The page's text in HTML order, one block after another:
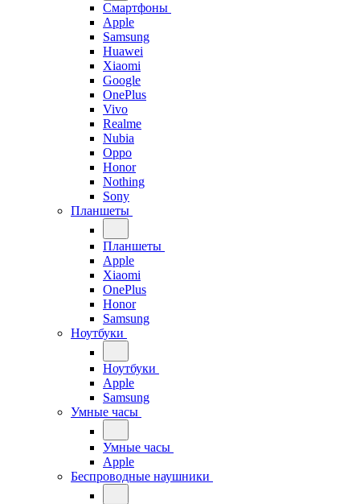
Смартфоны
Apple
Samsung
Huawei
Xiaomi
Google
OnePlus
Vivo
Realme
Nubia
Oppo
Honor
Nothing
Sony
Планшеты
Планшеты
Apple
Xiaomi
OnePlus
Honor
Samsung
Ноутбуки
Ноутбуки
Apple
Samsung
Умные часы
Умные часы
Apple
Беспроводные наушники